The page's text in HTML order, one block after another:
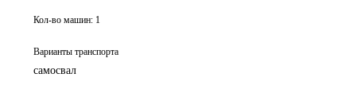
Кол-во машин: 1
Варианты транспорта
самосвал